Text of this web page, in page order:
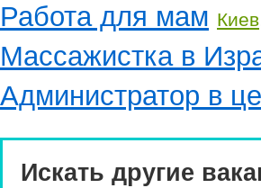
Работа для мам Киев
Массажистка в
Администратор в
Искать другие